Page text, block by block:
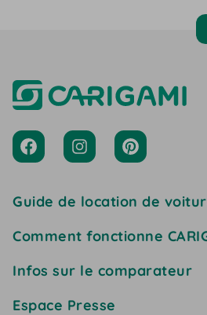
Guide de location de
Comment fonctionne
Infos sur le comparateur
Espace Presse